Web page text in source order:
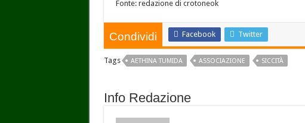
Fonte: redazione di crotoneok
Condividi Facebook Twitter
Tags AETHINA TUMIDA ASSOCIAZIONE SICCITÀ
Info Redazione